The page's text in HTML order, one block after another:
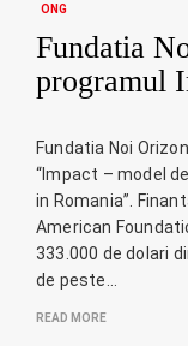
ONG
Fundatia
programul
Fundatia Noi
“Impact – model
in Romania”.
American
333.000 de dolari
de peste…
READ MORE